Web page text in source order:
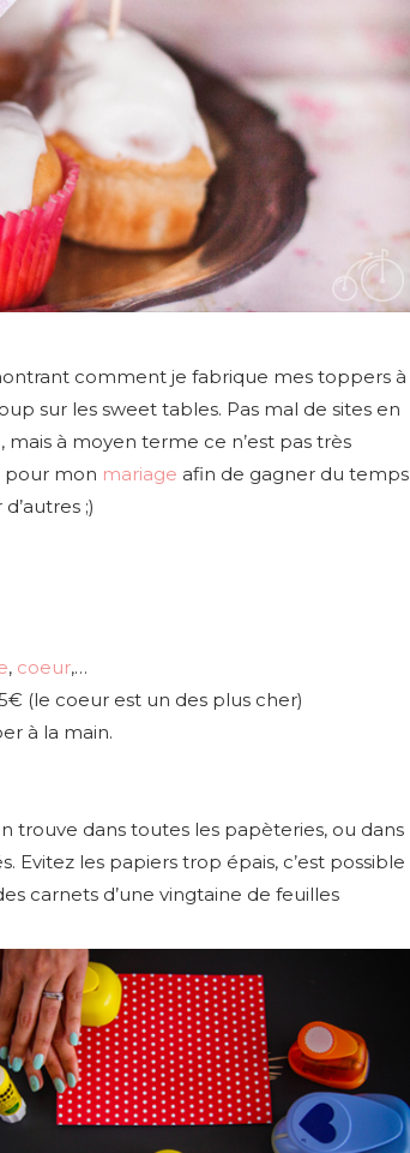
comment je fabrique mes toppers à
sur les sweet tables. Pas mal de sites en
à moyen terme ce n’est pas très
pour mon mariage afin de gagner du temps
;)
, coeur,…
(le coeur est un des plus cher)
à la main.
trouve dans toutes les papèteries, ou dans
Evitez les papiers trop épais, c’est possible
carnets d’une vingtaine de feuilles